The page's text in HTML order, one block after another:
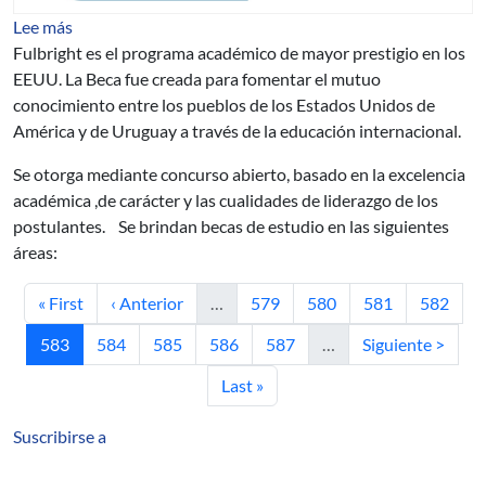
Lee más
Fulbright es el programa académico de mayor prestigio en los
EEUU. La Beca fue creada para fomentar el mutuo
conocimiento entre los pueblos de los Estados Unidos de
América y de Uruguay a través de la educación internacional.
Se otorga mediante concurso abierto, basado en la excelencia
académica ,de carácter y las cualidades de liderazgo de los
postulantes. Se brindan becas de estudio en las siguientes
áreas:
Primera página
« First Página anterior
‹ Anterior Página
579 Página
580 Página
581 Página
582
Página actual
583 Página
584 Página
585 Página
586 Página
587 Siguiente página
Siguiente >
Última página
Last »
Suscribirse a